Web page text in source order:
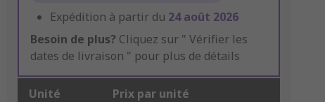
Expédition à partir du 24 août 2026
Besoin de plus? Cliquez sur " Vérifier les
dates de livraison " pour plus de détails
Unité Prix par unité